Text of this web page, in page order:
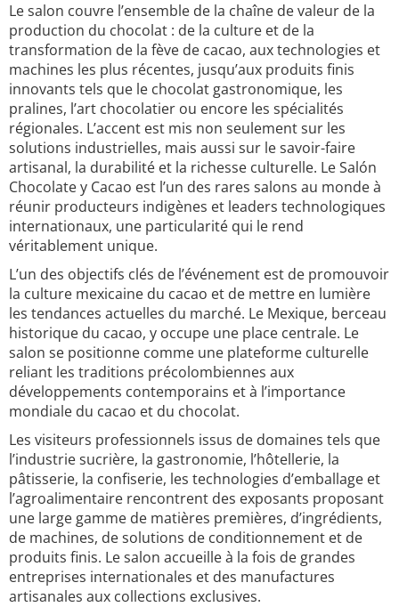
Le salon couvre l’ensemble de la chaîne de valeur de la
production du chocolat : de la culture et de la
transformation de la fève de cacao, aux technologies et
machines les plus récentes, jusqu’aux produits finis
innovants tels que le chocolat gastronomique, les
pralines, l’art chocolatier ou encore les spécialités
régionales. L’accent est mis non seulement sur les
solutions industrielles, mais aussi sur le savoir-faire
artisanal, la durabilité et la richesse culturelle. Le Salón
Chocolate y Cacao est l’un des rares salons au monde à
réunir producteurs indigènes et leaders technologiques
internationaux, une particularité qui le rend
véritablement unique.
L’un des objectifs clés de l’événement est de promouvoir
la culture mexicaine du cacao et de mettre en lumière
les tendances actuelles du marché. Le Mexique, berceau
historique du cacao, y occupe une place centrale. Le
salon se positionne comme une plateforme culturelle
reliant les traditions précolombiennes aux
développements contemporains et à l’importance
mondiale du cacao et du chocolat.
Les visiteurs professionnels issus de domaines tels que
l’industrie sucrière, la gastronomie, l’hôtellerie, la
pâtisserie, la confiserie, les technologies d’emballage et
l’agroalimentaire rencontrent des exposants proposant
une large gamme de matières premières, d’ingrédients,
de machines, de solutions de conditionnement et de
produits finis. Le salon accueille à la fois de grandes
entreprises internationales et des manufactures
artisanales aux collections exclusives.